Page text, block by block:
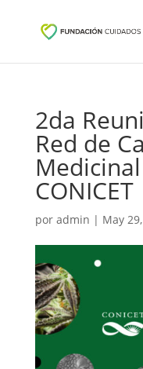
2da
Red de
CONICET
por admin | May